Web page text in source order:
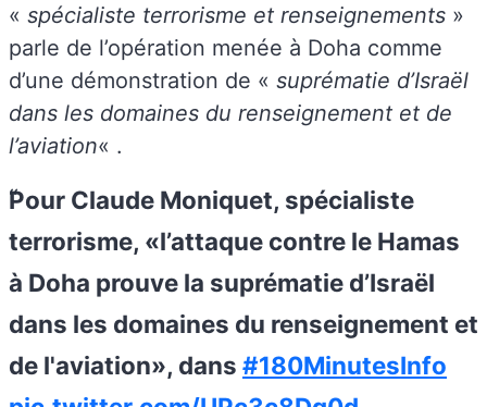
« spécialiste terrorisme et renseignements »
parle de l’opération menée à Doha comme
d’une démonstration de « suprématie d’Israël
dans les domaines du renseignement et de
l’aviation« .
Pour Claude Moniquet, spécialiste
terrorisme, «l’attaque contre le Hamas
à Doha prouve la suprématie d’Israël
dans les domaines du renseignement et
de l'aviation», dans #180MinutesInfo